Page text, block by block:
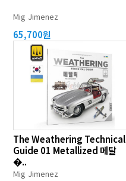
Mig Jimenez
65,700원
The Weathering Technical
Guide 01 Metallized 메탈
�..
Mig Jimenez